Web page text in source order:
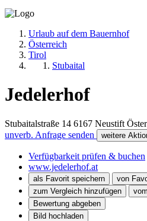
Urlaub auf dem Bauernhof
Österreich
Tirol
Stubaital
Jedelerhof
Stubaitalstraße 14 6167 Neustift
unverb. Anfrage senden
weitere
Verfügbarkeit prüfen & buchen
www.jedelerhof.at
als Favorit speichern
von
zum Vergleich hinzufügen
Bewertung abgeben
Bild hochladen